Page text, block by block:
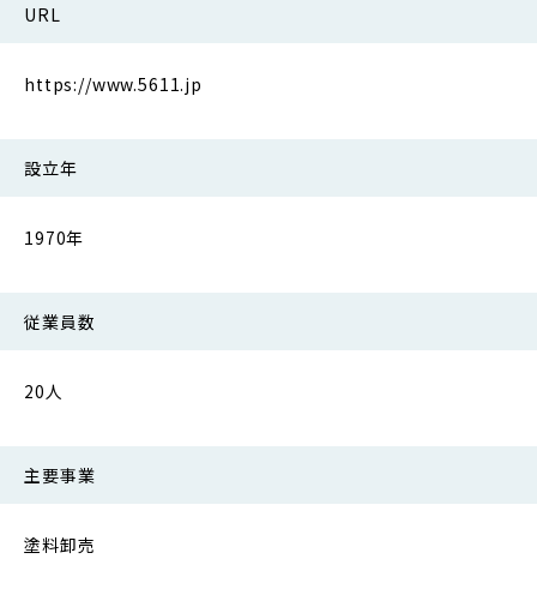
URL
https://www.5611.jp
設立年
1970年
従業員数
20人
主要事業
塗料卸売